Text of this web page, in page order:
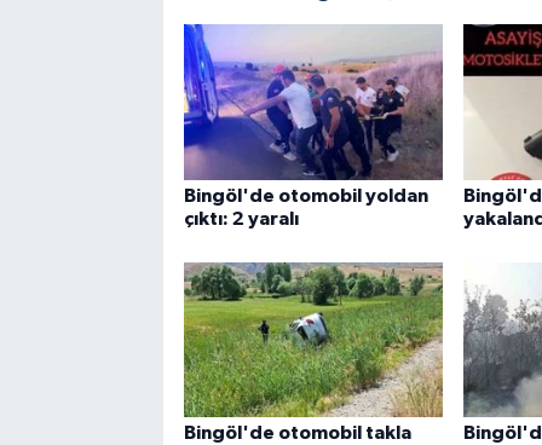
Bingöl'de otomobil yoldan
çıktı: 2 yaralı
Bingöl'de otomobil takla